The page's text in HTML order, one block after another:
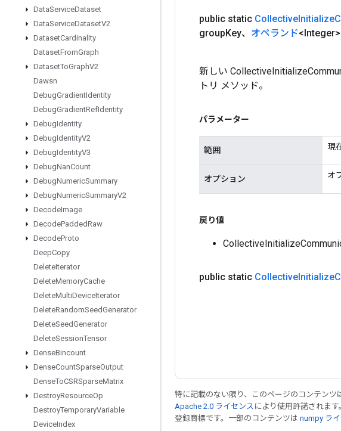
DataServiceDataset
DataServiceDatasetV2
DatasetCardinality
DatasetFromGraph
DatasetToGraphV2
Dawsn
DebugGradientIdentity
DebugGradientRefIdentity
DebugIdentity
DebugIdentityV2
DebugIdentityV3
DebugNanCount
DebugNumericSummary
DebugNumericSummaryV2
DecodeImage
DecodePaddedRaw
DecodeProto
DeepCopy
DeleteIterator
DeleteMemoryCache
DeleteMultiDeviceIterator
DeleteRandomSeedGenerator
DeleteSeedGenerator
DeleteSessionTensor
DenseBincount
DenseCountSparseOutput
DenseToCSRSparseMatrix
DestroyResourceOp
DestroyTemporaryVariable
DeviceIndex
public static CollectiveInitialize
groupKey、 オペランド<Integer>
新しい
トリ メソッド。
パラメーター
範囲 現
オプション オ
戻り値
public static CollectiveInitialize
特に記載のない限り、このページのコンテンツ
Apache 2.0 ライセンス により使用許諾されます
登録商標です。一部のコンテンツは numpy ラ